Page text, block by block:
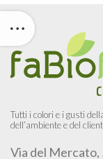
Tutti i colori e i gusti
dell’ambiente e del
Via del Mercato,